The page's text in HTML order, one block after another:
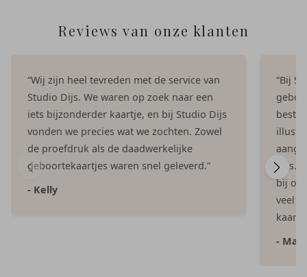
Reviews van onze klanten
“Wij zijn heel tevreden met de service van
Studio Dijs. We waren op zoek naar een
iets bijzonderder kaartje, en bij Studio Dijs
vonden we precies wat we zochten. Zowel
de proefdruk als de daadwerkelijke
geboortekaartjes waren snel geleverd.”
- Kelly
“Bij
Dijs.
bij
veel
-